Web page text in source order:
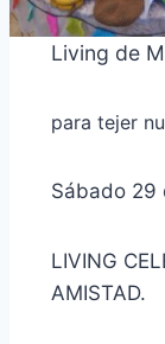
Living de
para tejer
Sábado 29
LIVING
AMISTAD.